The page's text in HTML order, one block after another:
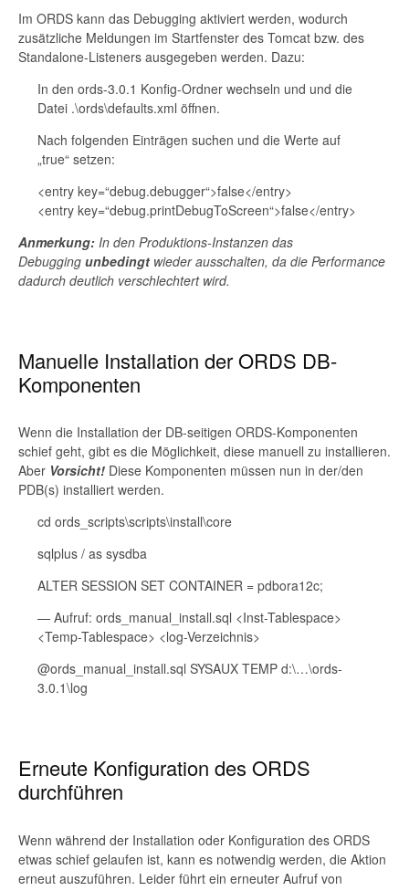
Im ORDS kann das Debugging aktiviert werden, wodurch
zusätzliche Meldungen im Startfenster des Tomcat bzw. des
Standalone-Listeners ausgegeben werden. Dazu:
In den ords-3.0.1 Konfig-Ordner wechseln und und die
Datei .\ords\defaults.xml öffnen.
Nach folgenden Einträgen suchen und die Werte auf
„true“ setzen:
<entry key=“debug.debugger“>false</entry>
<entry key=“debug.printDebugToScreen“>false</entry>
Anmerkung: In den Produktions-Instanzen das
Debugging unbedingt wieder ausschalten, da die Performance
dadurch deutlich verschlechtert wird.
Manuelle Installation der ORDS DB-
Komponenten
Wenn die Installation der DB-seitigen ORDS-Komponenten
schief geht, gibt es die Möglichkeit, diese manuell zu installieren.
Aber Vorsicht! Diese Komponenten müssen nun in der/den
PDB(s) installiert werden.
cd ords_scripts\scripts\install\core
sqlplus / as sysdba
ALTER SESSION SET CONTAINER = pdbora12c;
— Aufruf: ords_manual_install.sql <Inst-Tablespace>
<Temp-Tablespace> <log-Verzeichnis>
@ords_manual_install.sql SYSAUX TEMP d:\…\ords-
3.0.1\log
Erneute Konfiguration des ORDS
durchführen
Wenn während der Installation oder Konfiguration des ORDS
etwas schief gelaufen ist, kann es notwendig werden, die Aktion
erneut auszuführen. Leider führt ein erneuter Aufruf von